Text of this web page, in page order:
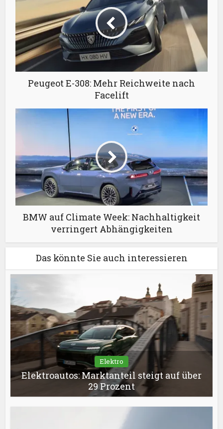
Peugeot E-308: Mehr Reichweite nach
Facelift
BMW auf Climate Week: Nachhaltigkeit
verringert Abhängigkeiten
Das könnte Sie auch interessieren
Elektro
Elektroautos: Marktanteil steigt auf über
29 Prozent